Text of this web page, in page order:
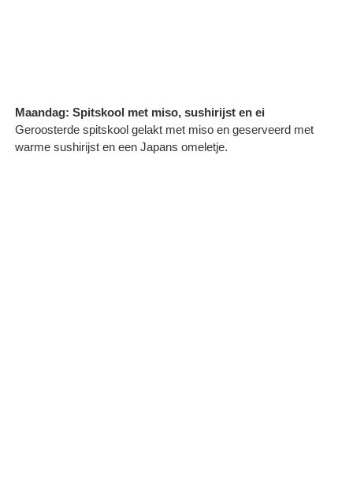
Maandag: Spitskool met miso, sushirijst en ei
Geroosterde spitskool gelakt met miso en geserveerd met
warme sushirijst en een Japans omeletje.